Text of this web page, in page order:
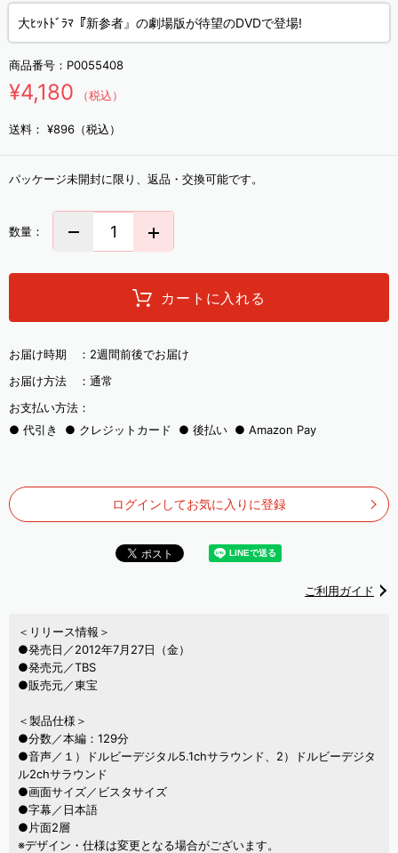
大ﾋｯﾄﾄﾞﾗﾏ『新参者』の劇場版が待望のDVDで登場!
商品番号： P0055408
¥4,180 （税込）
送料： ¥896（税込）
パッケージ未開封に限り、返品・交換可能です。
数量：
カートに入れる
お届け時期 ： 2週間前後でお届け
お届け方法 ： 通常
お支払い方法：
代引き
クレジットカード 後払い Amazon Pay
ログインしてお気に入りに登録
ご利用ガイド
＜リリース情報＞
●発売日／2012年7月27日（金）
●発売元／TBS
●販売元／東宝
＜製品仕様＞
●分数／本編：129分
●音声／１）ドルビーデジタル5.1chサラウンド、2）ドルビーデジタ
ル2chサラウンド
●画面サイズ／ビスタサイズ
●字幕／日本語
●片面2層
※デザイン・仕様は変更となる場合がございます。